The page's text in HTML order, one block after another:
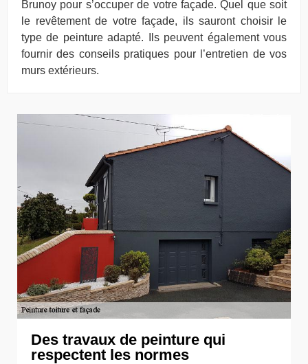
Brunoy pour s’occuper de votre façade. Quel que soit
le revêtement de votre façade, ils sauront choisir le
type de peinture adapté. Ils peuvent également vous
fournir des conseils pratiques pour l’entretien de vos
murs extérieurs.
Des travaux de peinture qui
respectent les normes